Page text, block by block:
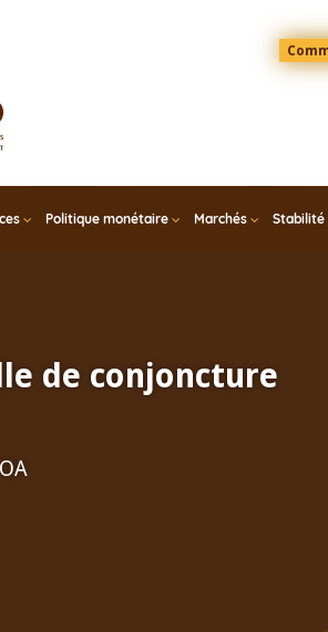
Menu
Top
Politique monétaire Marchés Stabilité
de conjoncture